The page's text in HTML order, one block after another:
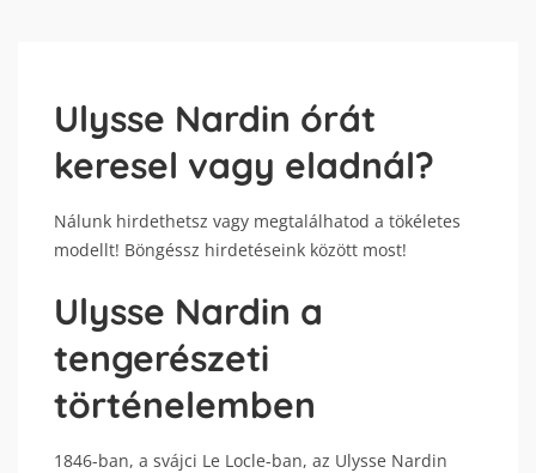
Ulysse Nardin órát
keresel vagy eladnál?
Nálunk hirdethetsz vagy megtalálhatod a tökéletes
modellt! Böngéssz hirdetéseink között most!
Ulysse Nardin a
tengerészeti
történelemben
1846-ban, a svájci Le Locle-ban, az Ulysse Nardin